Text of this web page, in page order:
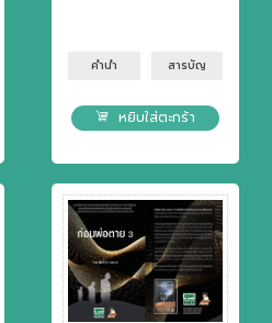
คำนำ สารบัญ
หยิบใส่ตะกร้า